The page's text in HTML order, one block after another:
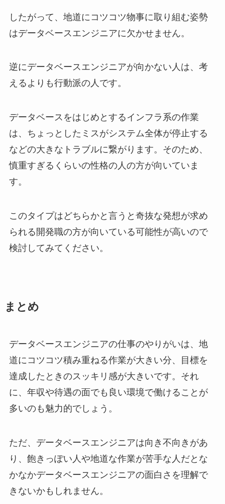
したがって、地道にコツコツ物事に取り組む姿勢
はデータベースエンジニアに欠かせません。
逆にデータベースエンジニアが向かない人は、考
えるよりも行動派の人です。
データベースをはじめとするインフラ系の作業
は、ちょっとしたミスがシステム全体が停止する
などの大きなトラブルに繋がります。そのため、
慎重すぎるくらいの性格の人の方が向いていま
す。
このタイプはどちらかと言うと奇抜な発想が求め
られる開発職の方が向いている可能性が高いので
検討してみてください。
まとめ
データベースエンジニアの仕事のやりがいは、地
道にコツコツ積み重ねる作業が大きい分、目標を
達成したときのスッキリ感が大きいです。それ
に、年収や待遇の面でも良い環境で働けることが
多いのも魅力的でしょう。
ただ、データベースエンジニアは向き不向きがあ
り、飽きっぽい人や地道な作業が苦手な人だとな
かなかデータベースエンジニアの面白さを理解で
きないかもしれません。